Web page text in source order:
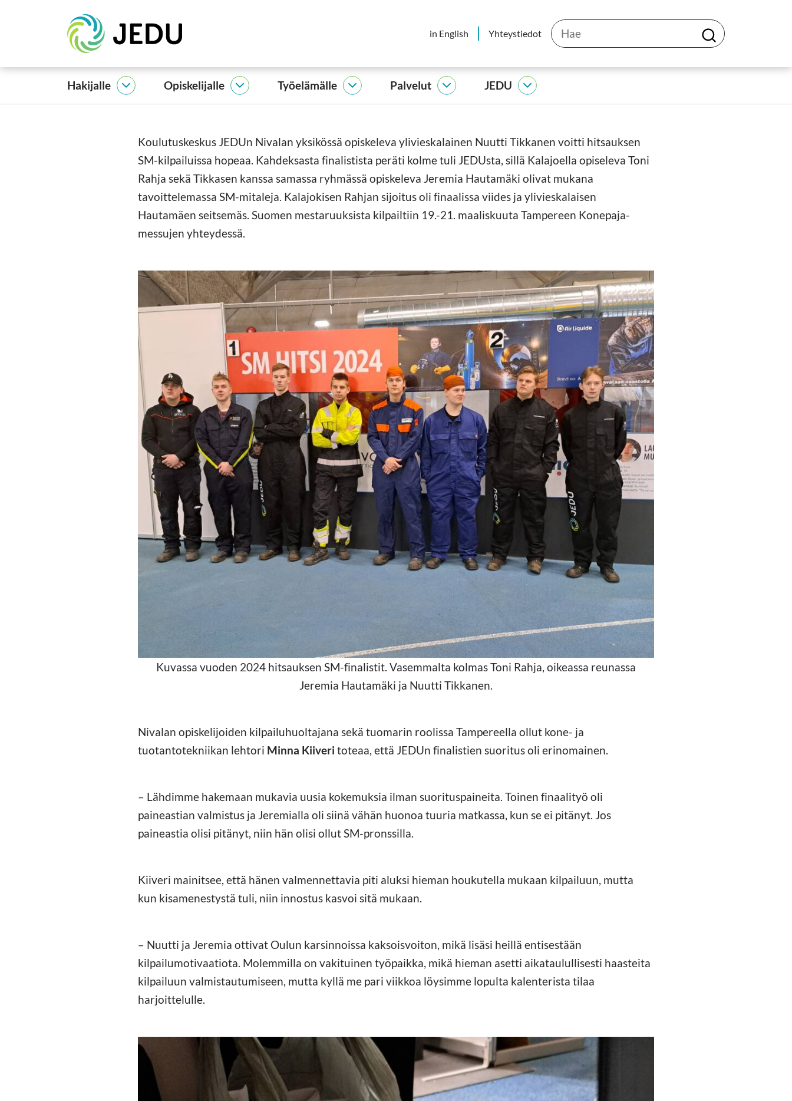
sisältöön
Etusivu
in English Yhteystiedot Hae
H
a
Hakijalle
Hakijalle
alasivut
Opiskelijalle
Opiskelijalle
alasivut
Työelämälle
Työelämälle
alasivut
Palvelut
Palvelut
alasivut
JEDU
JEDU
alasivut
Koulutuskeskus JEDUn Nivalan yksikössä opiskeleva ylivieskalainen Nuutti Tikkanen voitti hitsauksen
SM-kilpailuissa hopeaa. Kahdeksasta finalistista peräti kolme tuli JEDUsta, sillä Kalajoella opiseleva Toni
Rahja sekä Tikkasen kanssa samassa ryhmässä opiskeleva Jeremia Hautamäki olivat mukana
tavoittelemassa SM-mitaleja. Kalajokisen Rahjan sijoitus oli finaalissa viides ja ylivieskalaisen
Hautamäen seitsemäs. Suomen mestaruuksista kilpailtiin 19.-21. maaliskuuta Tampereen Konepaja-
messujen yhteydessä.
Kuvassa vuoden 2024 hitsauksen SM-finalistit. Vasemmalta kolmas Toni Rahja, oikeassa reunassa
Jeremia Hautamäki ja Nuutti Tikkanen.
Nivalan opiskelijoiden kilpailuhuoltajana sekä tuomarin roolissa Tampereella ollut kone- ja
tuotantotekniikan lehtori Minna Kiiveri toteaa, että JEDUn finalistien suoritus oli erinomainen.
– Lähdimme hakemaan mukavia uusia kokemuksia ilman suorituspaineita. Toinen finaalityö oli
paineastian valmistus ja Jeremialla oli siinä vähän huonoa tuuria matkassa, kun se ei pitänyt. Jos
paineastia olisi pitänyt, niin hän olisi ollut SM-pronssilla.
Kiiveri mainitsee, että hänen valmennettavia piti aluksi hieman houkutella mukaan kilpailuun, mutta
kun kisamenestystä tuli, niin innostus kasvoi sitä mukaan.
– Nuutti ja Jeremia ottivat Oulun karsinnoissa kaksoisvoiton, mikä lisäsi heillä entisestään
kilpailumotivaatiota. Molemmilla on vakituinen työpaikka, mikä hieman asetti aikataulullisesti haasteita
kilpailuun valmistautumiseen, mutta kyllä me pari viikkoa löysimme lopulta kalenterista tilaa
harjoittelulle.